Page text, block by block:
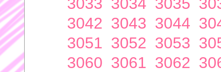
3042 3043 3044
3051 3052 3053
3060 3061 3062